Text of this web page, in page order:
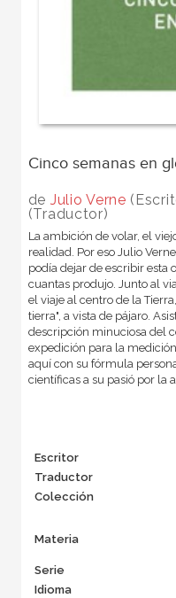
Cinco semanas en
de Julio Verne
(Traductor)
La ambición de volar, el
realidad. Por eso Julio
podía dejar de escribir esta
cuantas produjo. Junto al
el viaje al centro de la
tierra", a vista de pájaro.
descripción minuciosa del
expedición para la
aquí con su fórmula
científicas a su pasió por la
Escritor
Traductor
Colección
Materia
Serie
Idioma